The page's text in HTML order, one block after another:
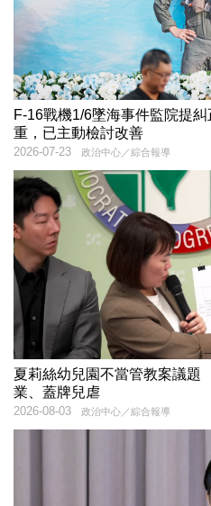
F-16戰機1/6墜海事件監院提
重，已主動檢討改善
政治中心／綜合報導
2026-07-23
夏莉絲幼兒園不當管教案議
業、蓋牌兒虐
政治中心／綜合報導
2026-08-03